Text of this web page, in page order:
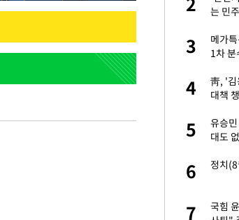
1000대 보급 추진
최준희, 또 성형수술 예고 "짝짝이 눈 탈출"
정보석 "황정음 전 남편 서글서글한 인상이
바다, 워터밤 공개저격 "말이 안 된다"
는 민
3
메가
1차 분
4
靑, '김
대책
5
유승
대도
6 정치
7
국힘